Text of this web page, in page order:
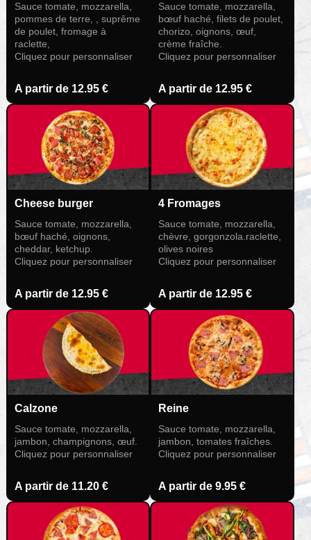
Sauce tomate, mozzarella,
pommes de terre, , suprême
de poulet, fromage à
raclette,
Cliquez pour personnaliser
A partir de 12.95 €
Sauce tomate, mozzarella,
bœuf haché, filets de poulet,
chorizo, oignons, œuf,
crème fraîche.
Cliquez pour personnaliser
A partir de 12.95 €
Cheese burger
Sauce tomate, mozzarella,
bœuf haché, oignons,
cheddar, ketchup.
Cliquez pour personnaliser
A partir de 12.95 €
4 Fromages
Sauce tomate, mozzarella,
chèvre, gorgonzola.raclette,
olives noires
Cliquez pour personnaliser
A partir de 12.95 €
Calzone
Sauce tomate, mozzarella,
jambon, champignons, œuf.
Cliquez pour personnaliser
A partir de 11.20 €
Reine
Sauce tomate, mozzarella,
jambon, tomates fraîches.
Cliquez pour personnaliser
A partir de 9.95 €